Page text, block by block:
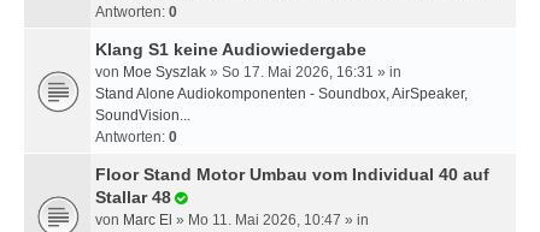
Antworten: 0
Klang S1 keine Audiowiedergabe
von Moe Syszlak » So 17. Mai 2026, 16:31 » in
Stand Alone Audiokomponenten - Soundbox, AirSpeaker,
SoundVision...
Antworten: 0
Floor Stand Motor Umbau vom Individual 40 auf
Stallar 48
von Marc El » Mo 11. Mai 2026, 10:47 » in